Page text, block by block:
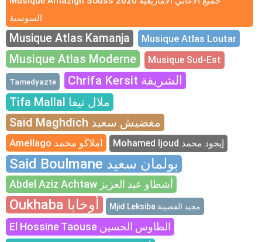
السوسية
Musique Atlas Kamanja Musique Atlas Loutar
Musique Atlas Moderne Musique Sud-Est
Tamedyazte
Chrifa Kersit الشريفة
Tifa Mallal ملال تيفا
Said Maghdich مغضيش سعيد
Amellago املاڭو محمد Mohamed Ijoud إيجود محمد
Said Boulmane بولمان سعيد
Abdel Aziz Achtaw أشطاو عبد العزيز
Oukhaba أوخابا Mjid Leksiba مجيد القصيبة
El Hossine Taouse الطاوس الحسين